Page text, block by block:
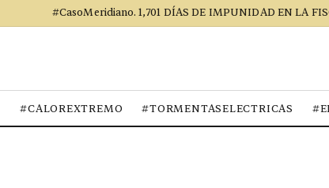
#CasoMeridiano. 1,701 DÍAS DE IMPUNIDAD EN LA
#CALOREXTREMO #TORMENTASELECTRICAS